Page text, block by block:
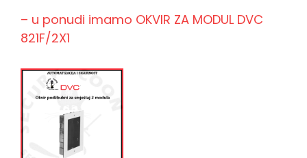
– u ponudi imamo OKVIR ZA MODUL DVC
821F/2X1